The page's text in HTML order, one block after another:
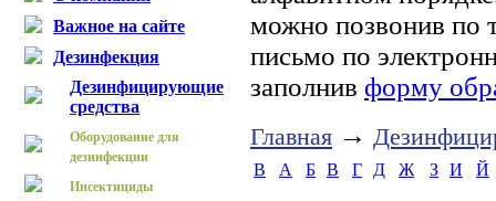
Важное на сайте
Дезинфекция
Дезинфицирующие
средства
Оборудование для
дезинфекции
Инсектициды
можно позвонив по
письмо по
заполнив форму
Главная →
B А Б В Г Д Ж З И Й